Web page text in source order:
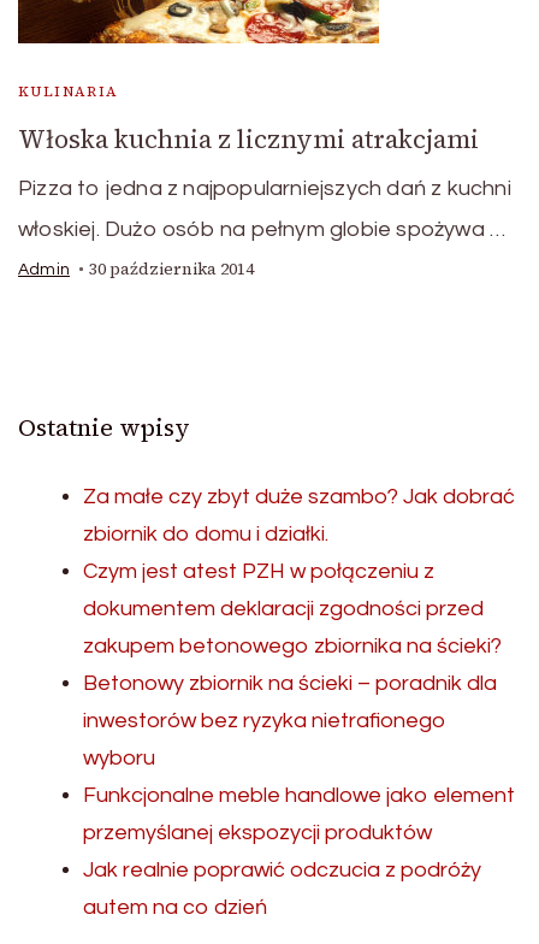
KULINARIA
Włoska kuchnia z licznymi atrakcjami
Pizza to jedna z najpopularniejszych dań z kuchni
włoskiej. Dużo osób na pełnym globie spożywa …
Admin 30 października 2014
Ostatnie wpisy
Za małe czy zbyt duże szambo? Jak dobrać
zbiornik do domu i działki.
Czym jest atest PZH w połączeniu z
dokumentem deklaracji zgodności przed
zakupem betonowego zbiornika na ścieki?
Betonowy zbiornik na ścieki – poradnik dla
inwestorów bez ryzyka nietrafionego
wyboru
Funkcjonalne meble handlowe jako element
przemyślanej ekspozycji produktów
Jak realnie poprawić odczucia z podróży
autem na co dzień